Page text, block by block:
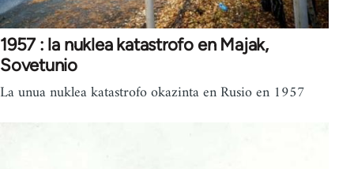
1957 : la nuklea katastrofo en Majak,
Sovetunio
La unua nuklea katastrofo okazinta en Rusio en 1957